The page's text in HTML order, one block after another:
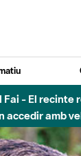
- El
amb